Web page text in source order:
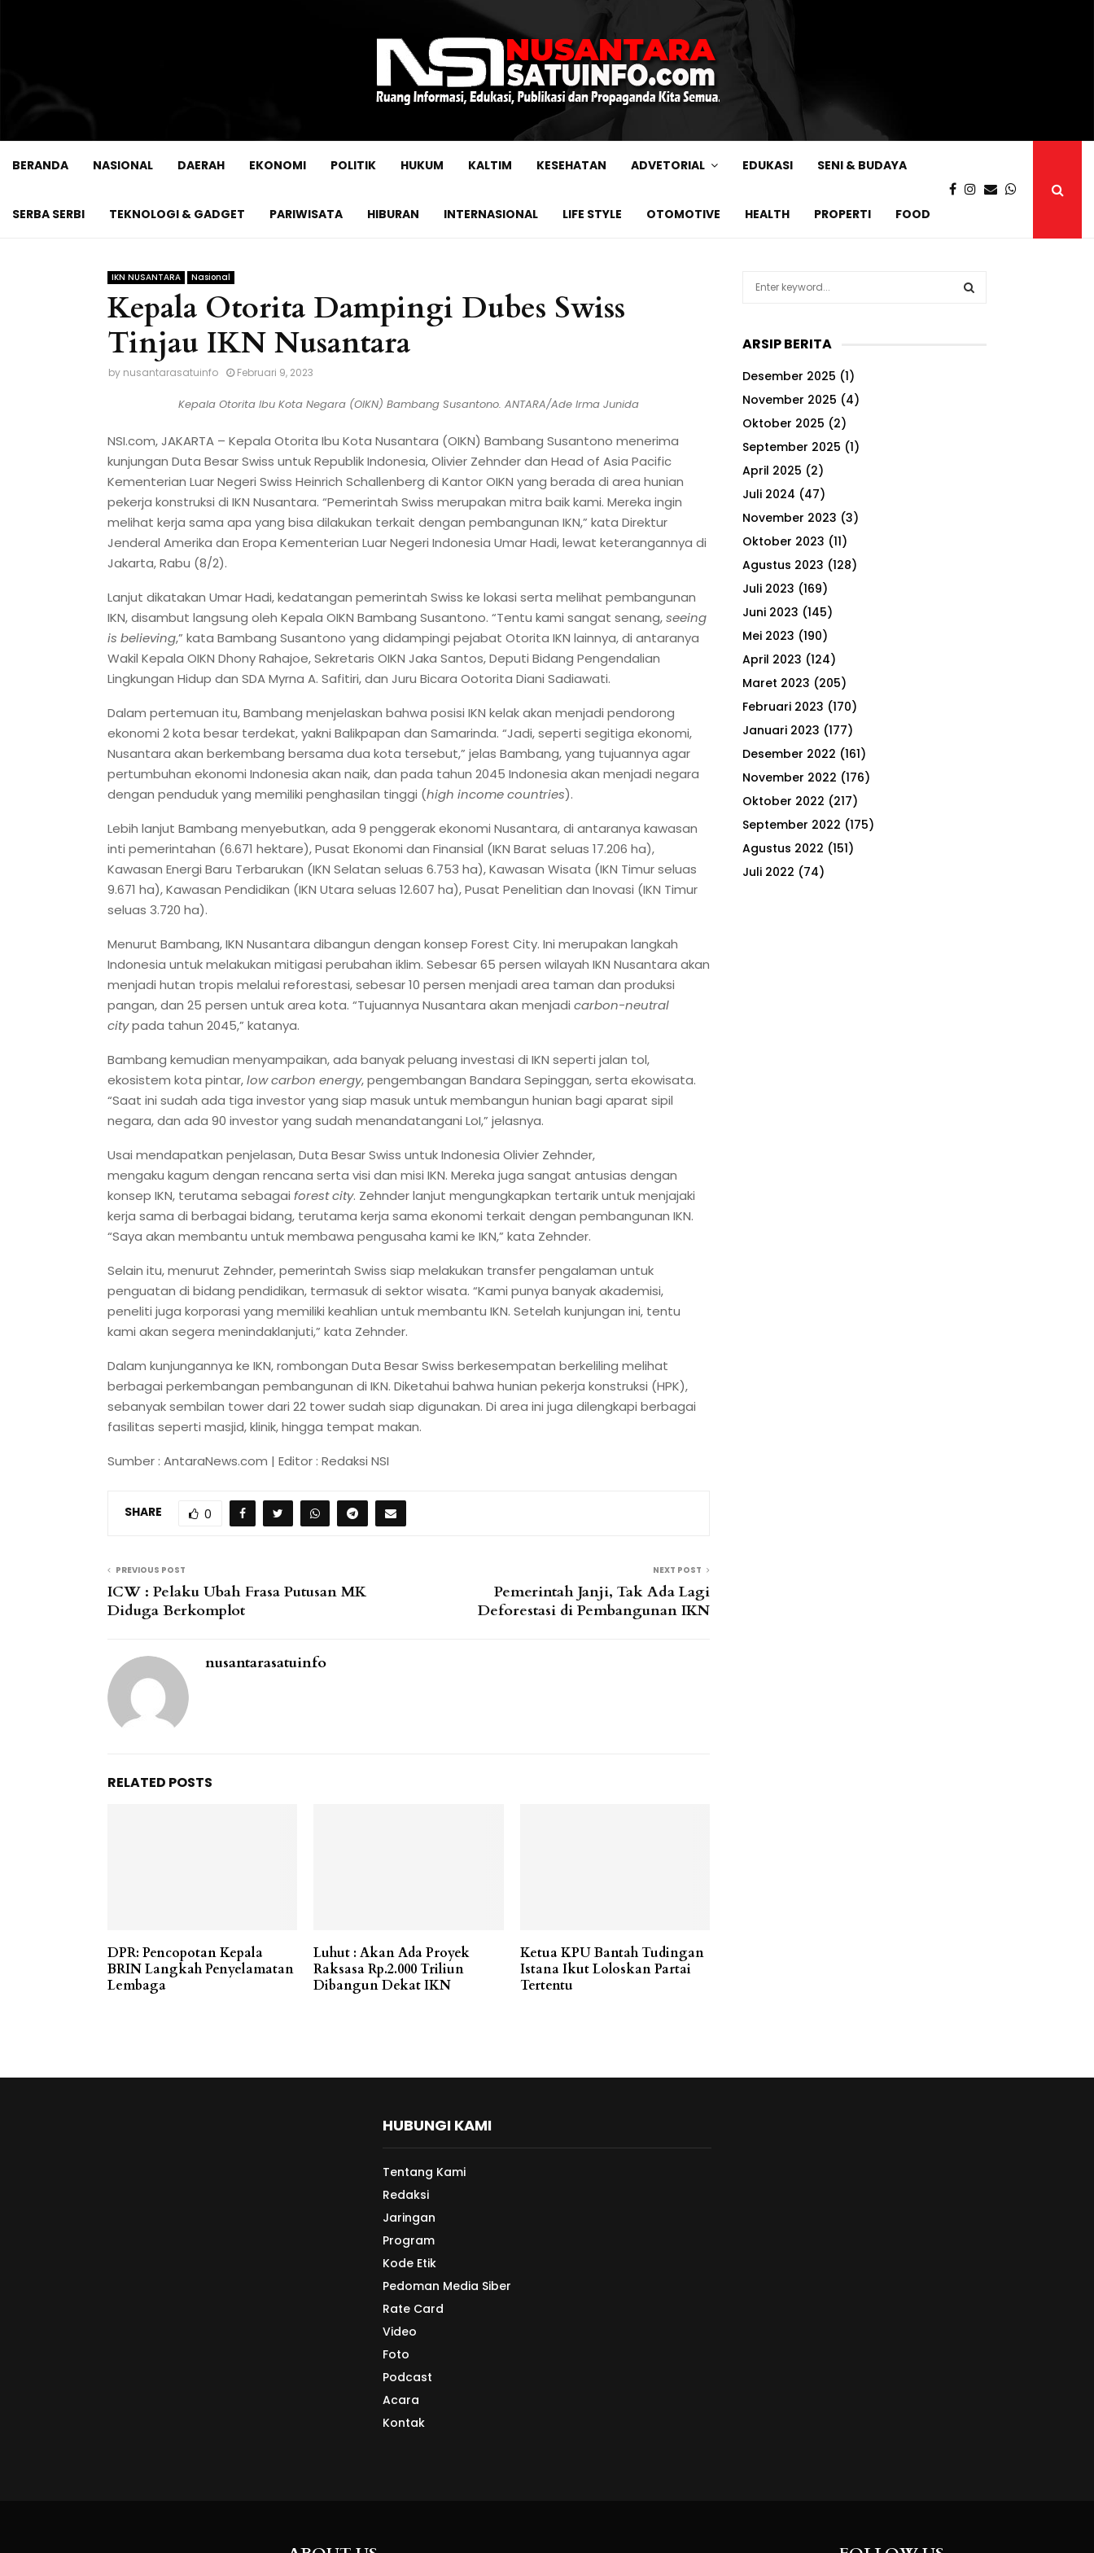
BERANDA NASIONAL DAERAH EKONOMI POLITIK HUKUM KALTIM KESEHATAN ADVETORIAL EDUKASI SENI & BUDAYA
SERBA SERBI TEKNOLOGI & GADGET PARIWISATA HIBURAN INTERNASIONAL LIFE STYLE OTOMOTIVE HEALTH PROPERTI FOOD
IKN NUSANTARA Nasional
Kepala Otorita Dampingi Dubes Swiss
Tinjau IKN Nusantara
by nusantarasatuinfo Februari 9, 2023
Kepala Otorita Ibu Kota Negara (OIKN) Bambang Susantono. ANTARA/Ade Irma Junida
NSI.com, JAKARTA – Kepala Otorita Ibu Kota Nusantara (OIKN) Bambang Susantono menerima
kunjungan Duta Besar Swiss untuk Republik Indonesia, Olivier Zehnder dan Head of Asia Pacific
Kementerian Luar Negeri Swiss Heinrich Schallenberg di Kantor OIKN yang berada di area hunian
pekerja konstruksi di IKN Nusantara. “Pemerintah Swiss merupakan mitra baik kami. Mereka ingin
melihat kerja sama apa yang bisa dilakukan terkait dengan pembangunan IKN,” kata Direktur
Jenderal Amerika dan Eropa Kementerian Luar Negeri Indonesia Umar Hadi, lewat keterangannya di
Jakarta, Rabu (8/2).
Lanjut dikatakan Umar Hadi, kedatangan pemerintah Swiss ke lokasi serta melihat pembangunan
IKN, disambut langsung oleh Kepala OIKN Bambang Susantono. “Tentu kami sangat senang,seeing
is believing,” kata Bambang Susantono yang didampingi pejabat Otorita IKN lainnya, di antaranya
Wakil Kepala OIKN Dhony Rahajoe, Sekretaris OIKN Jaka Santos, Deputi Bidang Pengendalian
Lingkungan Hidup dan SDA Myrna A. Safitiri, dan Juru Bicara Ootorita Diani Sadiawati.
Dalam pertemuan itu, Bambang menjelaskan bahwa posisi IKN kelak akan menjadi pendorong
ekonomi 2 kota besar terdekat, yakni Balikpapan dan Samarinda. “Jadi, seperti segitiga ekonomi,
Nusantara akan berkembang bersama dua kota tersebut,” jelas Bambang, yang tujuannya agar
pertumbuhan ekonomi Indonesia akan naik, dan pada tahun 2045 Indonesia akan menjadi negara
dengan penduduk yang memiliki penghasilan tinggi (high income countries).
Lebih lanjut Bambang menyebutkan, ada 9 penggerak ekonomi Nusantara, di antaranya kawasan
inti pemerintahan (6.671 hektare), Pusat Ekonomi dan Finansial (IKN Barat seluas 17.206 ha),
Kawasan Energi Baru Terbarukan (IKN Selatan seluas 6.753 ha), Kawasan Wisata (IKN Timur seluas
9.671 ha), Kawasan Pendidikan (IKN Utara seluas 12.607 ha), Pusat Penelitian dan Inovasi (IKN Timur
seluas 3.720 ha).
Menurut Bambang, IKN Nusantara dibangun dengan konsep Forest City. Ini merupakan langkah
Indonesia untuk melakukan mitigasi perubahan iklim. Sebesar 65 persen wilayah IKN Nusantara akan
menjadi hutan tropis melalui reforestasi, sebesar 10 persen menjadi area taman dan produksi
pangan, dan 25 persen untuk area kota. “Tujuannya Nusantara akan menjadi carbon-neutral
citypada tahun 2045,” katanya.
Bambang kemudian menyampaikan, ada banyak peluang investasi di IKN seperti jalan tol,
ekosistem kota pintar,low carbon energy, pengembangan Bandara Sepinggan, serta ekowisata.
“Saat ini sudah ada tiga investor yang siap masuk untuk membangun hunian bagi aparat sipil
negara, dan ada 90 investor yang sudah menandatangani LoI,” jelasnya.
Usai mendapatkan penjelasan, Duta Besar Swiss untuk Indonesia Olivier Zehnder,
mengaku kagum dengan rencana serta visi dan misi IKN. Mereka juga sangat antusias dengan
konsep IKN, terutama sebagai forest city. Zehnder lanjut mengungkapkan tertarik untuk menjajaki
kerja sama di berbagai bidang, terutama kerja sama ekonomi terkait dengan pembangunan IKN.
“Saya akan membantu untuk membawa pengusaha kami ke IKN,” kata Zehnder.
Selain itu, menurut Zehnder, pemerintah Swiss siap melakukan transfer pengalaman untuk
penguatan di bidang pendidikan, termasuk di sektor wisata. “Kami punya banyak akademisi,
peneliti juga korporasi yang memiliki keahlian untuk membantu IKN. Setelah kunjungan ini, tentu
kami akan segera menindaklanjuti,” kata Zehnder.
Dalam kunjungannya ke IKN, rombongan Duta Besar Swiss berkesempatan berkeliling melihat
berbagai perkembangan pembangunan di IKN. Diketahui bahwa hunian pekerja konstruksi (HPK),
sebanyak sembilan tower dari 22 tower sudah siap digunakan. Di area ini juga dilengkapi berbagai
fasilitas seperti masjid, klinik, hingga tempat makan.
Sumber : AntaraNews.com | Editor : Redaksi NSI
SHARE 0
PREVIOUS POST
ICW : Pelaku Ubah Frasa Putusan MK
Diduga Berkomplot
NEXT POST
Pemerintah Janji, Tak Ada Lagi
Deforestasi di Pembangunan IKN
nusantarasatuinfo
RELATED POSTS
DPR: Pencopotan Kepala
BRIN Langkah Penyelamatan
Lembaga
Luhut : Akan Ada Proyek
Raksasa Rp.2.000 Triliun
Dibangun Dekat IKN
Ketua KPU Bantah Tudingan
Istana Ikut Loloskan Partai
Tertentu
c
f
o
r
ARSIP BERITA
Desember 2025 (1)
November 2025 (4)
Oktober 2025 (2)
September 2025 (1)
April 2025 (2)
Juli 2024 (47)
November 2023 (3)
Oktober 2023 (11)
Agustus 2023 (128)
Juli 2023 (169)
Juni 2023 (145)
Mei 2023 (190)
April 2023 (124)
Maret 2023 (205)
Februari 2023 (170)
Januari 2023 (177)
Desember 2022 (161)
November 2022 (176)
Oktober 2022 (217)
September 2022 (175)
Agustus 2022 (151)
Juli 2022 (74)
HUBUNGI KAMI
Tentang Kami
Redaksi
Jaringan
Program
Kode Etik
Pedoman Media Siber
Rate Card
Video
Foto
Podcast
Acara
Kontak